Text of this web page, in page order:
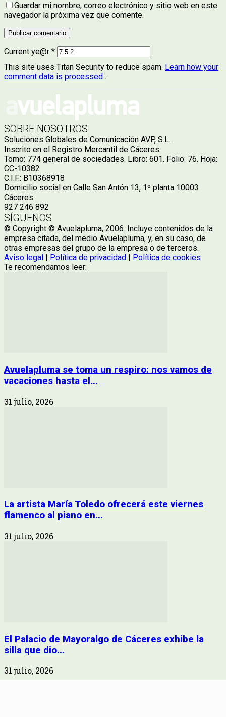
Guardar mi nombre, correo electrónico y sitio web en este
navegador la próxima vez que comente.
Current ye@r *
This site uses Titan Security to reduce spam. Learn how your
comment data is processed .
SOBRE NOSOTROS
Soluciones Globales de Comunicación AVP, S.L.
Inscrito en el Registro Mercantil de Cáceres
Tomo: 774 general de sociedades. Libro: 601. Folio: 76. Hoja:
CC-10382
C.I.F.: B10368918
Domicilio social en Calle San Antón 13, 1º planta 10003
Cáceres
927 246 892
SÍGUENOS
© Copyright © Avuelapluma, 2006. Incluye contenidos de la
empresa citada, del medio Avuelapluma, y, en su caso, de
otras empresas del grupo de la empresa o de terceros.
Aviso legal | Política de privacidad | Política de cookies
Te recomendamos leer:
Avuelapluma se toma un respiro: nos vamos de
vacaciones hasta el...
31 julio, 2026
La artista María Toledo ofrecerá este viernes
flamenco al piano en...
31 julio, 2026
El Palacio de Mayoralgo de Cáceres exhibe la
silla que dio...
31 julio, 2026